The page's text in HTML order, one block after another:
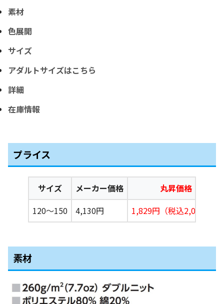
素材
色展開
サイズ
アダルトサイズはこちら
詳細
在庫情報
プライス
サイズ メーカー価格
丸昇価格
120〜150
4,130円 1,829円（税込2,012円）
素材